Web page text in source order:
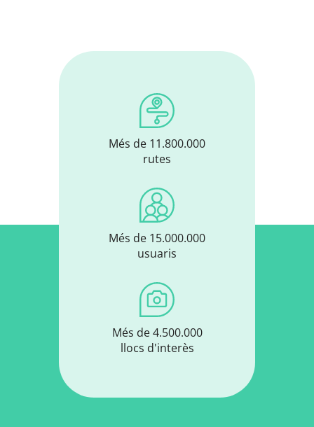
Més de 11.800.000
rutes
Més de 15.000.000
usuaris
Més de 4.500.000
llocs d'interès